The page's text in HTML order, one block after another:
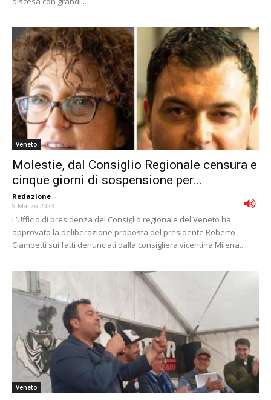
Veneto
Molestie, dal Consiglio Regionale censura e
cinque giorni di sospensione per...
Redazione -
9 Marzo 2023
L’Ufficio di presidenza del Consiglio regionale del Veneto ha
approvato la deliberazione proposta del presidente Roberto
Ciambetti sui fatti denunciati dalla consigliera vicentina Milena...
Veneto